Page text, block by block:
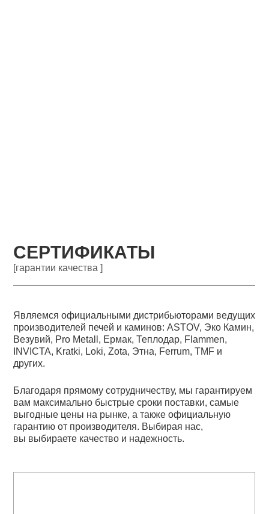
СЕРТИФИКАТЫ
[гарантии качества ]
Являемся официальными дистрибьюторами ведущих
производителей печей и каминов: ASTOV, Эко Камин,
Везувий, Pro Metall, Ермак, Теплодар, Flammen,
INVICTA, Kratki, Loki, Zota, Этна, Ferrum, TMF и
других.
Благодаря прямому сотрудничеству, мы гарантируем
вам максимально быстрые сроки поставки, самые
выгодные цены на рынке, а также официальную
гарантию от производителя. Выбирая нас,
вы выбираете качество и надежность.